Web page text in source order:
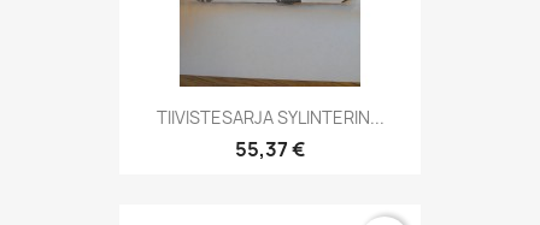
TIIVISTESARJA SYLINTERIN...
55,37 €